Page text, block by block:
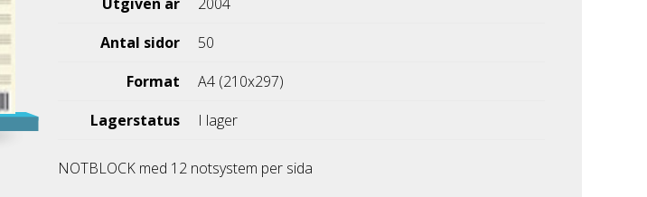
Antal sidor
50
Format
A4 (210x297)
Lagerstatus
I lager
NOTBLOCK med 12 notsystem per sida